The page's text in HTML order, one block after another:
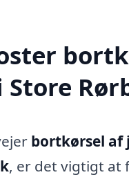
Store
bortkørsel af
, er det vigtigt at